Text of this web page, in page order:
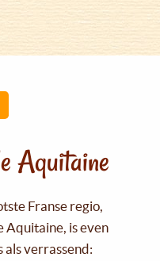
Aquitaine
Franse regio,
Aquitaine, is even
als verrassend: